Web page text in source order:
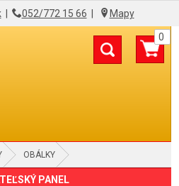
| 052/772 15 66 Mapy
0
OBÁLKY
PANEL